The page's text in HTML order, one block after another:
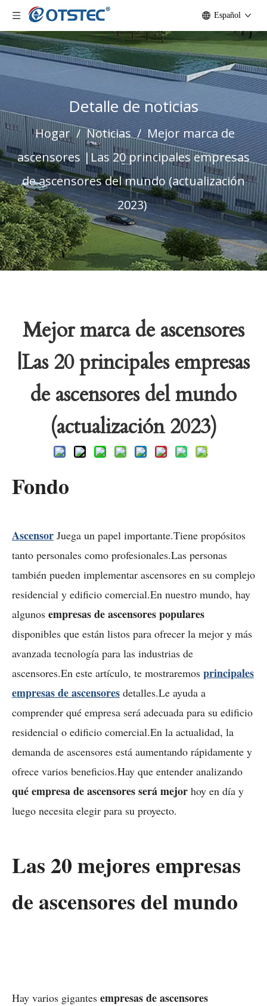
Español
Detalle de noticias
Hogar /Noticias /Mejor marca de
ascensores |Las 20 principales empresas
de ascensores del mundo (actualización
2023)
Mejor marca de ascensores
|Las 20 principales empresas
de ascensores del mundo
(actualización 2023)
Fondo
Ascensor Juega un papel importante.Tiene propósitos
tanto personales como profesionales.Las personas
también pueden implementar ascensores en su complejo
residencial y edificio comercial.En nuestro mundo, hay
algunos empresas de ascensores populares
disponibles que están listos para ofrecer la mejor y más
avanzada tecnología para las industrias de
ascensores.En este artículo, te mostraremos principales
empresas de ascensores detalles.Le ayuda a
comprender qué empresa será adecuada para su edificio
residencial o edificio comercial.En la actualidad, la
demanda de ascensores está aumentando rápidamente y
ofrece varios beneficios.Hay que entender analizando
qué empresa de ascensores será mejor hoy en día y
luego necesita elegir para su proyecto.
Las 20 mejores empresas
de ascensores del mundo
Hay varios gigantes empresas de ascensores